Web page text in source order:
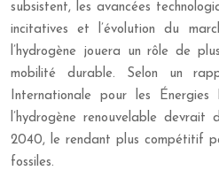
subsistent, les avancées
incitatives et l’évolution du
l’hydrogène jouera un rôle de
mobilité durable. Selon un
Internationale pour les
l’hydrogène renouvelable devrait
2040, le rendant plus compétitif
fossiles.